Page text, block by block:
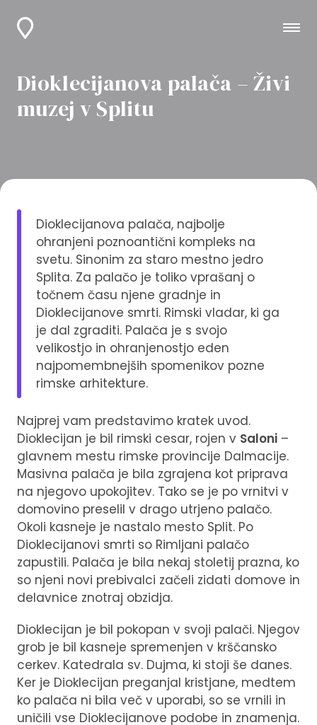
Dioklecijanova palača – Živi
muzej v Splitu
Dioklecijanova palača, najbolje
ohranjeni poznoantični kompleks na
svetu. Sinonim za staro mestno jedro
Splita. Za palačo je toliko vprašanj o
točnem času njene gradnje in
Dioklecijanove smrti. Rimski vladar, ki ga
je dal zgraditi. Palača je s svojo
velikostjo in ohranjenostjo eden
najpomembnejših spomenikov pozne
rimske arhitekture.
Najprej vam predstavimo kratek uvod.
Dioklecijan je bil rimski cesar, rojen v Saloni –
glavnem mestu rimske provincije Dalmacije.
Masivna palača je bila zgrajena kot priprava
na njegovo upokojitev. Tako se je po vrnitvi v
domovino preselil v drago utrjeno palačo.
Okoli kasneje je nastalo mesto Split. Po
Dioklecijanovi smrti so Rimljani palačo
zapustili. Palača je bila nekaj stoletij prazna, ko
so njeni novi prebivalci začeli zidati domove in
delavnice znotraj obzidja.
Dioklecijan je bil pokopan v svoji palači. Njegov
grob je bil kasneje spremenjen v krščansko
cerkev. Katedrala sv. Dujma, ki stoji še danes.
Ker je Dioklecijan preganjal kristjane, medtem
ko palača ni bila več v uporabi, so se vrnili in
uničili vse Dioklecijanove podobe in znamenja.